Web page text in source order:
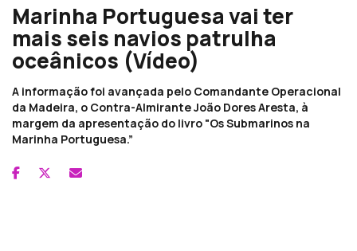
Marinha Portuguesa vai ter
mais seis navios patrulha
oceânicos (Vídeo)
A informação foi avançada pelo Comandante Operacional
da Madeira, o Contra-Almirante João Dores Aresta, à
margem da apresentação do livro "Os Submarinos na
Marinha Portuguesa.”